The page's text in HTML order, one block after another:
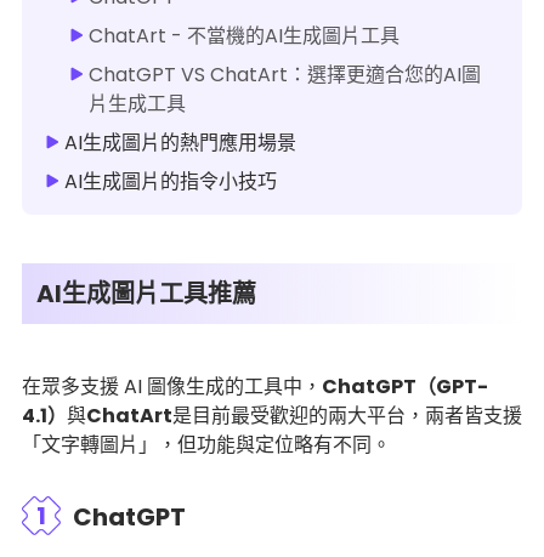
ChatArt - 不當機的AI生成圖片工具
ChatGPT VS ChatArt：選擇更適合您的AI圖
片生成工具
AI生成圖片的熱門應用場景
AI生成圖片的指令小技巧
AI生成圖片工具推薦
在眾多支援 AI 圖像生成的工具中， ChatGPT（GPT-
4.1） 與ChatArt是目前最受歡迎的兩大平台，兩者皆支援
「文字轉圖片」，但功能與定位略有不同。
1 ChatGPT